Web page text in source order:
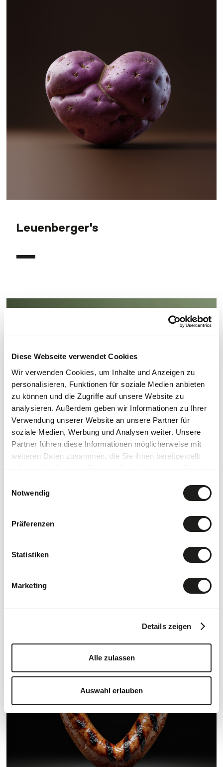
Diese Webseite verwendet Cookies
Wir verwenden Cookies, um Inhalte und Anzeigen zu
personalisieren, Funktionen für soziale Medien anbieten
zu können und die Zugriffe auf unsere Website zu
analysieren. Außerdem geben wir Informationen zu Ihrer
Verwendung unserer Website an unsere Partner für
soziale Medien, Werbung und Analysen weiter. Unsere
Partner führen diese Informationen möglicherweise mit
weiteren Daten zusammen, die Sie ihnen bereitgestellt
haben oder die sie im Rahmen Ihrer Nutzung der Dienste
Notwendig
Präferenzen
Statistiken
Marketing
Details zeigen
Alle zulassen
Auswahl erlauben
Leuenberger's